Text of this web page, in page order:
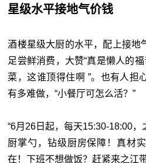
星级水平接地气价钱
酒楼星级大厨的水平，配上接地
足尝鲜消费，大赞“真是懒人的
菜，这谁顶得住啊 ”。也有人担
有多难做，“小餐厅可怎么活？”
“6月26日起，每天15:30-18:00
厨掌勺，钻级厨房保障！真材
在！下班不想做饭？赶紧来之江